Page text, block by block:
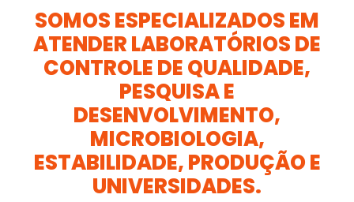
SOMOS ESPECIALIZADOS EM
ATENDER LABORATÓRIOS DE
CONTROLE DE QUALIDADE,
PESQUISA E
DESENVOLVIMENTO,
MICROBIOLOGIA,
ESTABILIDADE, PRODUÇÃO E
UNIVERSIDADES.